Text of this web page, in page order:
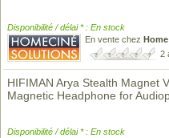
Disponibilité / délai * : En stock
En vente chez
2
HIFIMAN Arya Stealth Magnet
Magnetic Headphone for
Disponibilité / délai * : En stock